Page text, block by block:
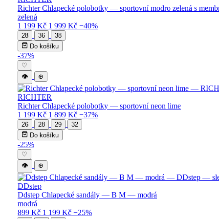
Richter Chlapecké polobotky — sportovní modro zelená s
zelená
1 199 Kč 1 999 Kč −40%
28 36
38
Do košíku
-37%
♡
👁
⊕
RICHTER
Richter Chlapecké polobotky — sportovní neon lime
1 199 Kč 1 899 Kč −37%
26 28 29
32
Do košíku
-25%
♡
👁
⊕
DDstep
Ddstep Chlapecké sandály — B M — modrá
modrá
899 Kč 1 199 Kč −25%